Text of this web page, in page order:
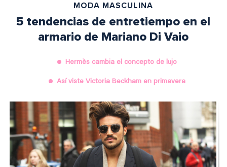
MODA MASCULINA
5 tendencias de entretiempo en el
armario de Mariano Di Vaio
Hermès cambia el concepto de lujo
Así viste Victoria Beckham en primavera